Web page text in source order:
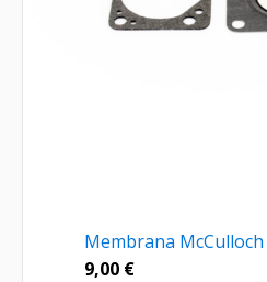
Membrana
9,00 €